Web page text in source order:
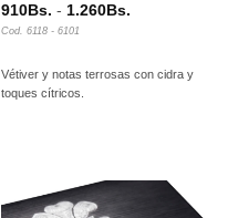
910Bs. - 1.260Bs.Rango
910Bs.
hasta
Cod. 6118 - 6101
Vétiver y notas terrosas con cidra y
toques cítricos.